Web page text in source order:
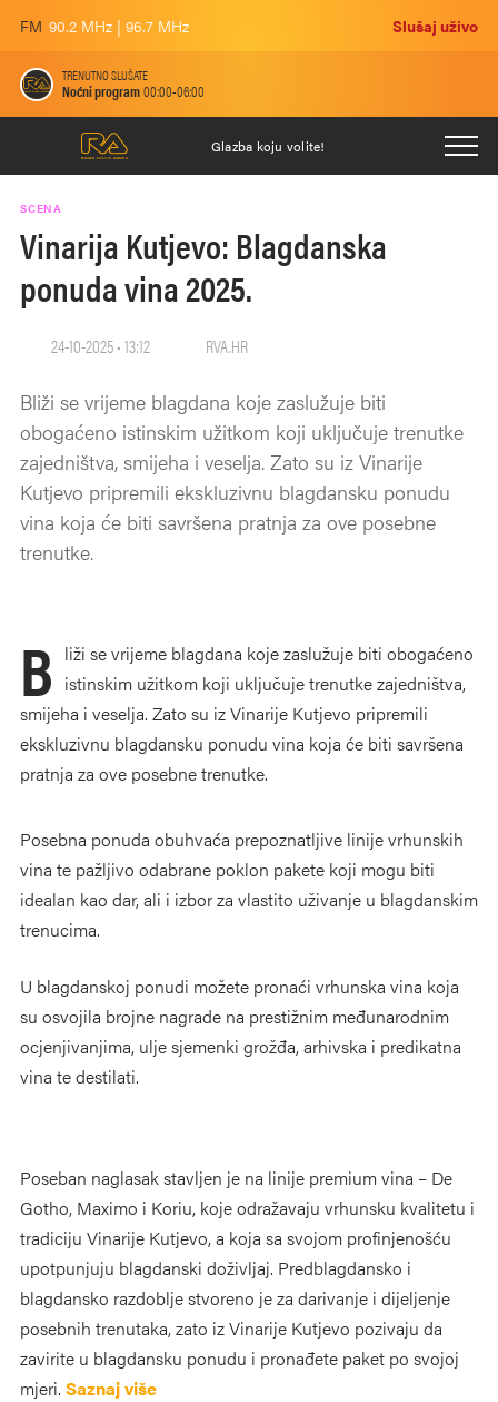
FM 90.2 MHz | 96.7 MHz Slušaj uživo
TRENUTNO SLUŠATE
Noćni program00:00-06:00
Glazba koju volite!
SCENA
Vinarija Kutjevo: Blagdanska
ponuda vina 2025.
24-10-2025 • 13:12 RVA.HR
Bliži se vrijeme blagdana koje zaslužuje biti
obogaćeno istinskim užitkom koji uključuje trenutke
zajedništva, smijeha i veselja. Zato su iz Vinarije
Kutjevo pripremili ekskluzivnu blagdansku ponudu
vina koja će biti savršena pratnja za ove posebne
trenutke.
B liži se vrijeme blagdana koje zaslužuje biti obogaćeno
istinskim užitkom koji uključuje trenutke zajedništva,
smijeha i veselja. Zato su iz Vinarije Kutjevo pripremili
ekskluzivnu blagdansku ponudu vina koja će biti savršena
pratnja za ove posebne trenutke.
Posebna ponuda obuhvaća prepoznatljive linije vrhunskih
vina te pažljivo odabrane poklon pakete koji mogu biti
idealan kao dar, ali i izbor za vlastito uživanje u blagdanskim
trenucima.
U blagdanskoj ponudi možete pronaći vrhunska vina koja
su osvojila brojne nagrade na prestižnim međunarodnim
ocjenjivanjima, ulje sjemenki grožđa, arhivska i predikatna
vina te destilati.
Poseban naglasak stavljen je na linije premium vina – De
Gotho, Maximo i Koriu, koje odražavaju vrhunsku kvalitetu i
tradiciju Vinarije Kutjevo, a koja sa svojom profinjenošću
upotpunjuju blagdanski doživljaj. Predblagdansko i
blagdansko razdoblje stvoreno je za darivanje i dijeljenje
posebnih trenutaka, zato iz Vinarije Kutjevo pozivaju da
zavirite u blagdansku ponudu i pronađete paket po svojoj
mjeri. Saznaj više